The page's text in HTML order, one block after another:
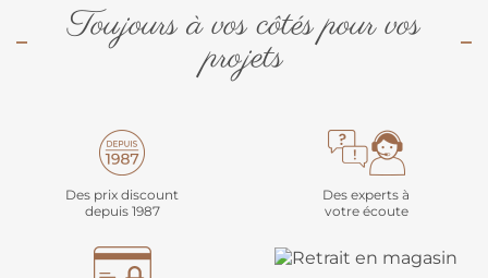
Toujours à vos côtés pour vos
projets
Des prix discount
depuis 1987
Des experts à
votre écoute